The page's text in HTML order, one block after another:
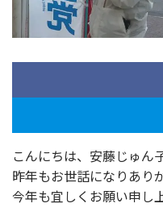
こんにちは、安藤じゅん
昨年もお世話になりあり
今年も宜しくお願い申し